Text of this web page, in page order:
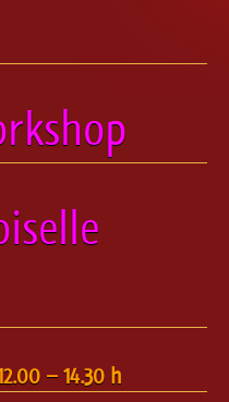
– 14.30 h